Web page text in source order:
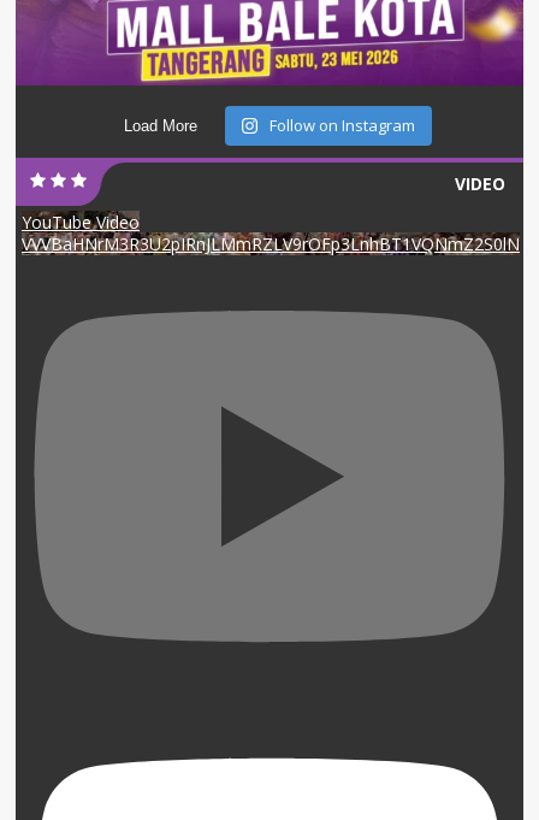
Load More Follow on Instagram
VIDEO
YouTube Video
VVVBaHNrM3R3U2pIRnJLMmRZLV9rOFp3LnhBT1VQNmZ2S0lN